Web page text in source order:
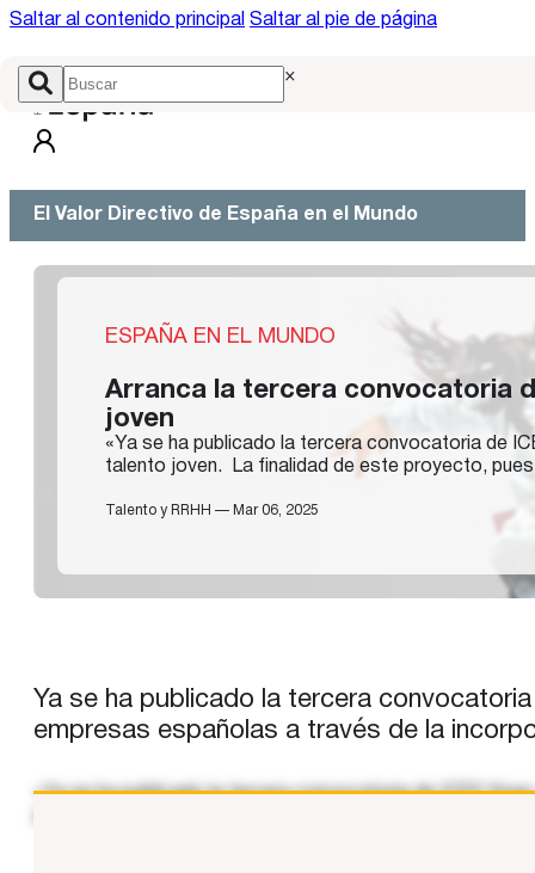
Saltar al contenido principal Saltar al pie de página
×
El Valor Directivo de España en el Mundo
ESPAÑA EN EL MUNDO
Arranca la tercera convocatoria
joven
«Ya se ha publicado la tercera convocatoria de
talento joven. La finalidad de este proyecto,
Talento y RRHH — Mar 06, 2025
Ya se ha publicado la tercera
empresas españolas a través de la
«Ya se ha publicado la tercera convocatoria de ICEX